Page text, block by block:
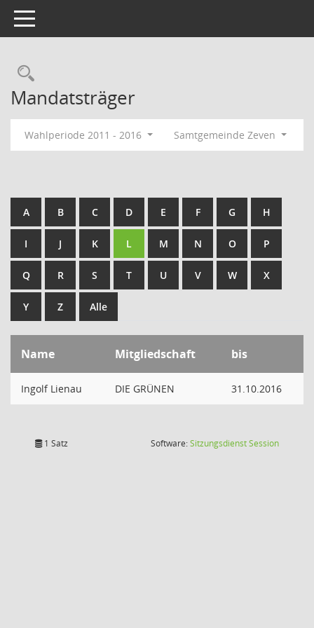
Toggle navigation
Rechercheauswahl
Mandatsträger
Wahlperiode 2011 - 2016 Samtgemeinde Zeven
A B C D E F G H
I J K L M N O P
Q R S T U V W X
Y Z Alle
Name Mitgliedschaft bis
Ingolf Lienau DIE GRÜNEN 31.10.2016
1 Satz Software:SitzungsdienstSession(Wird in